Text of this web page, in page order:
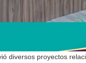
diversos proyectos